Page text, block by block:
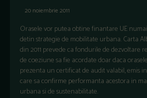
20 noiembrie 2011
Orasele vor putea obtine finantare UE
detin strategie de mobilitate urbana. Carta
din 2011 prevede ca fondurile de dezvoltare
de coeziune sa fie acordate doar daca
prezenta un certificat de audit valabil, emis
care sa confirme performanta acestora in
urbana si de sustenabilitate.